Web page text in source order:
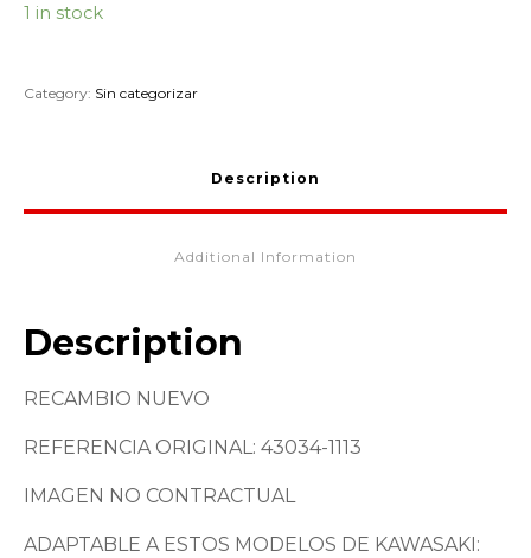
1 in stock
Category: Sin categorizar
Description
Additional Information
Description
RECAMBIO NUEVO
REFERENCIA ORIGINAL: 43034-1113
IMAGEN NO CONTRACTUAL
ADAPTABLE A ESTOS MODELOS DE KAWASAKI: